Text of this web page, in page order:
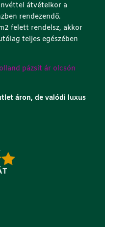
átvételkor a
rendezendő.
felett rendelsz, akkor
teljes egészében
áron, de valódi luxus